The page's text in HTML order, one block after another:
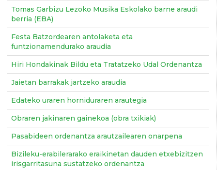
Tomas Garbizu Lezoko Musika Eskolako barne araudi
berria (EBA)
Festa Batzordearen antolaketa eta
funtzionamendurako araudia
Hiri Hondakinak Bildu eta Tratatzeko Udal Ordenantza
Jaietan barrakak jartzeko araudia
Edateko uraren horniduraren arautegia
Obraren jakinaren gainekoa (obra txikiak)
Pasabideen ordenantza arautzailearen onarpena
Bizileku-erabilerarako eraikinetan dauden etxebizitzen
irisgarritasuna sustatzeko ordenantza